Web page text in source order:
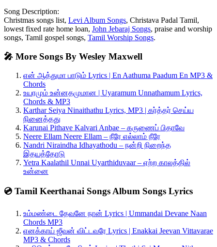
Song Description:
Christmas songs list, Levi Album Songs, Christava Padal Tamil,
lowest fixed rate home loan, John Jebaraj Songs, praise and worship
songs, Tamil gospel songs, Tamil Worship Songs.
🎤 More Songs By Wesley Maxwell
என் ஆத்துமா பாடும் Lyrics | En Aathuma Paadum En MP3 &
Chords
உயரமும் உன்னதமுமான | Uyaramum Unnathamum Lyrics,
Chords & MP3
Karthar Seiya Ninaithathu Lyrics, MP3 | கர்த்தர் செய்ய
நினைத்தது
Karunai Pithave Kalvari Anbae – கருணைப் பிதாவே
Neere Ellam Neere Ellam – நீரே எல்லாம் நீரே
Nandri Niraindha Idhayathodu – நன்றி நிறைந்த
இதயத்தோடு
Yetra Kaalathil Unnai Uyarthiduvaar – ஏற்ற காலத்தில்
உன்னை
💿 Tamil Keerthanai Songs Album Songs Lyrics
உம்மண்டை தேவனே நான் Lyrics | Ummandai Devane Naan
Chords MP3
எனக்காய் ஜீவன் விட்டவரே Lyrics | Enakkai Jeevan Vittavarae
MP3 & Chords